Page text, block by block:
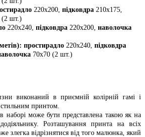
220х200, підковдра 210х175,
(2 шт.)
220х240, підковдра 220х200, наволочка
простирадло 220х240, підковдра
70х70 (2 шт.)
виконаний в приємній колірній гамі і
принтом.
наборі може бути представлена такою як на
Розташування принта на всіх
злегка відрізнятися від того малюнка, який